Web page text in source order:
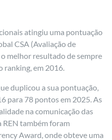
atingiu uma pontuação
CSA (Avaliação de
melhor resultado de sempre
ranking, em 2016.
duplicou a sua pontuação,
para 78 pontos em 2025. As
na comunicação das
também foram
Award, onde obteve uma